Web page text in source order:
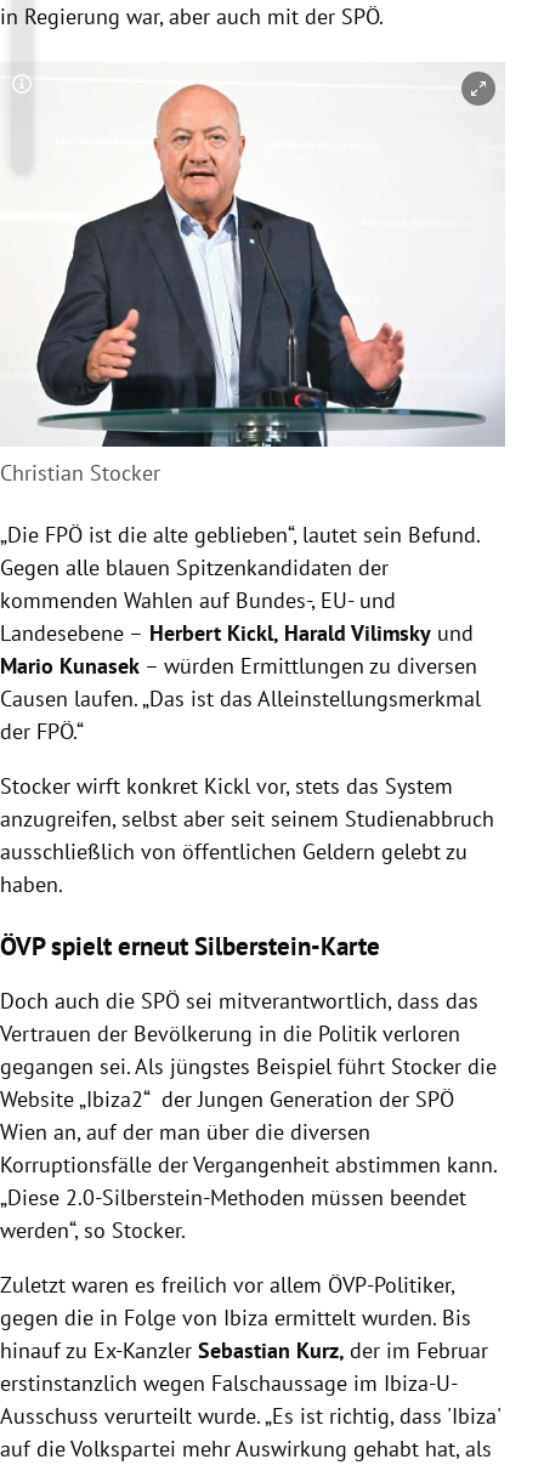
in Regierung war, aber auch mit der SPÖ.
Copyright-Hinweis öffnen/schließen
Christian Stocker
„Die FPÖ ist die alte geblieben“, lautet sein Befund.
Gegen alle blauen Spitzenkandidaten der
kommenden Wahlen auf Bundes-, EU- und
Landesebene – Herbert Kickl, Harald Vilimsky und
Mario Kunasek – würden Ermittlungen zu diversen
Causen laufen. „Das ist das Alleinstellungsmerkmal
der FPÖ.“
Stocker wirft konkret Kickl vor, stets das System
anzugreifen, selbst aber seit seinem Studienabbruch
ausschließlich von öffentlichen Geldern gelebt zu
haben.
ÖVP spielt erneut Silberstein-Karte
Doch auch die SPÖ sei mitverantwortlich, dass das
Vertrauen der Bevölkerung in die Politik verloren
gegangen sei. Als jüngstes Beispiel führt Stocker die
Website „Ibiza2“ der Jungen Generation der SPÖ
Wien an, auf der man über die diversen
Korruptionsfälle der Vergangenheit abstimmen kann.
„Diese 2.0-Silberstein-Methoden müssen beendet
werden“, so Stocker.
Zuletzt waren es freilich vor allem ÖVP-Politiker,
gegen die in Folge von Ibiza ermittelt wurden. Bis
hinauf zu Ex-Kanzler Sebastian Kurz, der im Februar
erstinstanzlich wegen Falschaussage im Ibiza-U-
Ausschuss verurteilt wurde. „Es ist richtig, dass 'Ibiza'
auf die Volkspartei mehr Auswirkung gehabt hat, als